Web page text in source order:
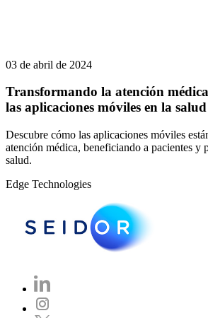
03 de abril de 2024
Transformando la atención
las aplicaciones móviles en la salud
Descubre cómo las aplicaciones móviles
atención médica, beneficiando a pacientes y
salud.
Edge Technologies